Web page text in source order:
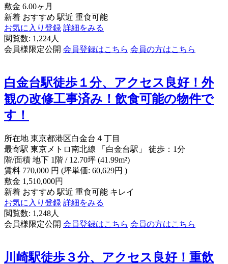
敷金 6.00ヶ月
新着 おすすめ 駅近 重食可能
お気に入り登録 詳細をみる
閲覧数: 1,224人
会員様限定公開 会員登録はこちら 会員の方はこちら
白金台駅徒歩１分、アクセス良好！外
観の改修工事済み！飲食可能の物件で
す！
所在地 東京都港区白金台４丁目
最寄駅 東京メトロ南北線 「白金台駅」 徒歩：1分
階/面積 地下 1階 / 12.70坪 (41.99m²)
賃料 770,000 円 (坪単価: 60,629円 )
敷金 1,510,000円
新着 おすすめ 駅近 重食可能 キレイ
お気に入り登録 詳細をみる
閲覧数: 1,248人
会員様限定公開 会員登録はこちら 会員の方はこちら
川崎駅徒歩３分、アクセス良好！重飲